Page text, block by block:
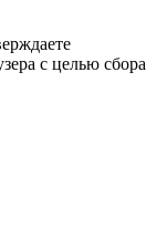
с целью сбора